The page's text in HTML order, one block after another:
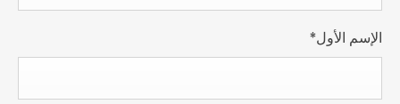
الإسم الأول*